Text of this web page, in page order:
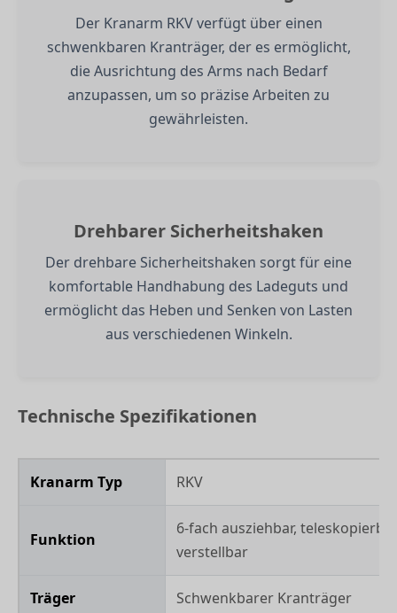
Der Kranarm RKV verfügt über einen
schwenkbaren Kranträger, der es ermöglicht,
die Ausrichtung des Arms nach Bedarf
anzupassen, um so präzise Arbeiten zu
gewährleisten.
Drehbarer Sicherheitshaken
Der drehbare Sicherheitshaken sorgt für eine
komfortable Handhabung des Ladeguts und
ermöglicht das Heben und Senken von Lasten
aus verschiedenen Winkeln.
Technische Spezifikationen
Kranarm Typ RKV
Funktion
6-fach ausziehbar,
verstellbar
Träger Schwenkbarer Kranträger